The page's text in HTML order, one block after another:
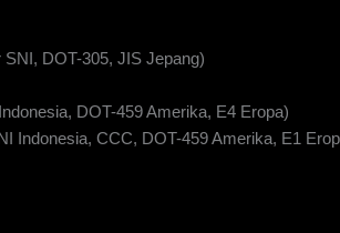
DOT-305, JIS Jepang)
DOT-459 Amerika, E4 Eropa)
Indonesia, CCC, DOT-459 Amerika, E1